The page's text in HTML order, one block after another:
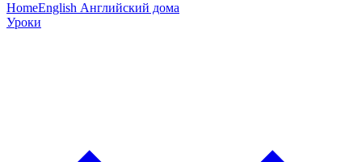
HomeEnglish Английский дома
Уроки